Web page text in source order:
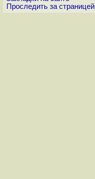
Проследить за страницей